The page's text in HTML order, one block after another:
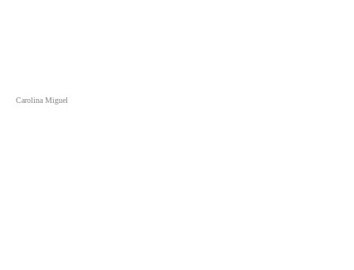
Carolina Miguel